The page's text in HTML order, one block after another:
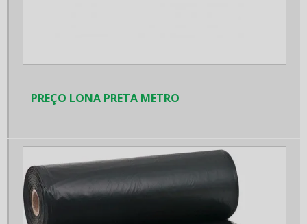
Bobina plástico bolha 1 30 x 100
Botina de segurança para trabalho
Comprar fita Phoenix
Epi uniformes profissionais
Fita adesiva marrom 100 metros
PREÇO LONA PRETA METRO